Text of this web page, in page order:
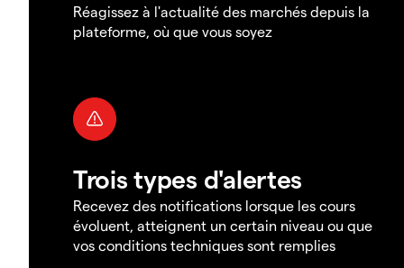
Réagissez à l'actualité des marchés depuis la
plateforme, où que vous soyez
Trois types d'alertes
Recevez des notifications lorsque les cours
évoluent, atteignent un certain niveau ou que
vos conditions techniques sont remplies